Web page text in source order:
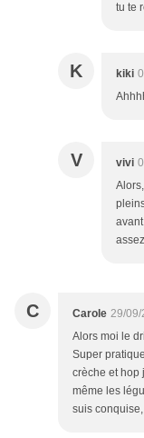
tu te
K kiki
V vivi
C Carole 29/09/
Alors moi le
Super
crèche et hop
même les
suis